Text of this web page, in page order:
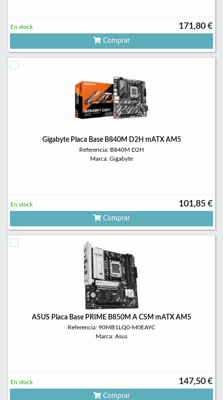
171,80 €
En stock
Comprar
Gigabyte Placa Base B840M D2H mATX AM5
Referencia: B840M D2H
Marca: Gigabyte
101,85 €
En stock
Comprar
ASUS Placa Base PRIME B850M A CSM mATX AM5
Referencia: 90MB1LQ0-M0EAYC
Marca: Asus
147,50 €
En stock
Comprar